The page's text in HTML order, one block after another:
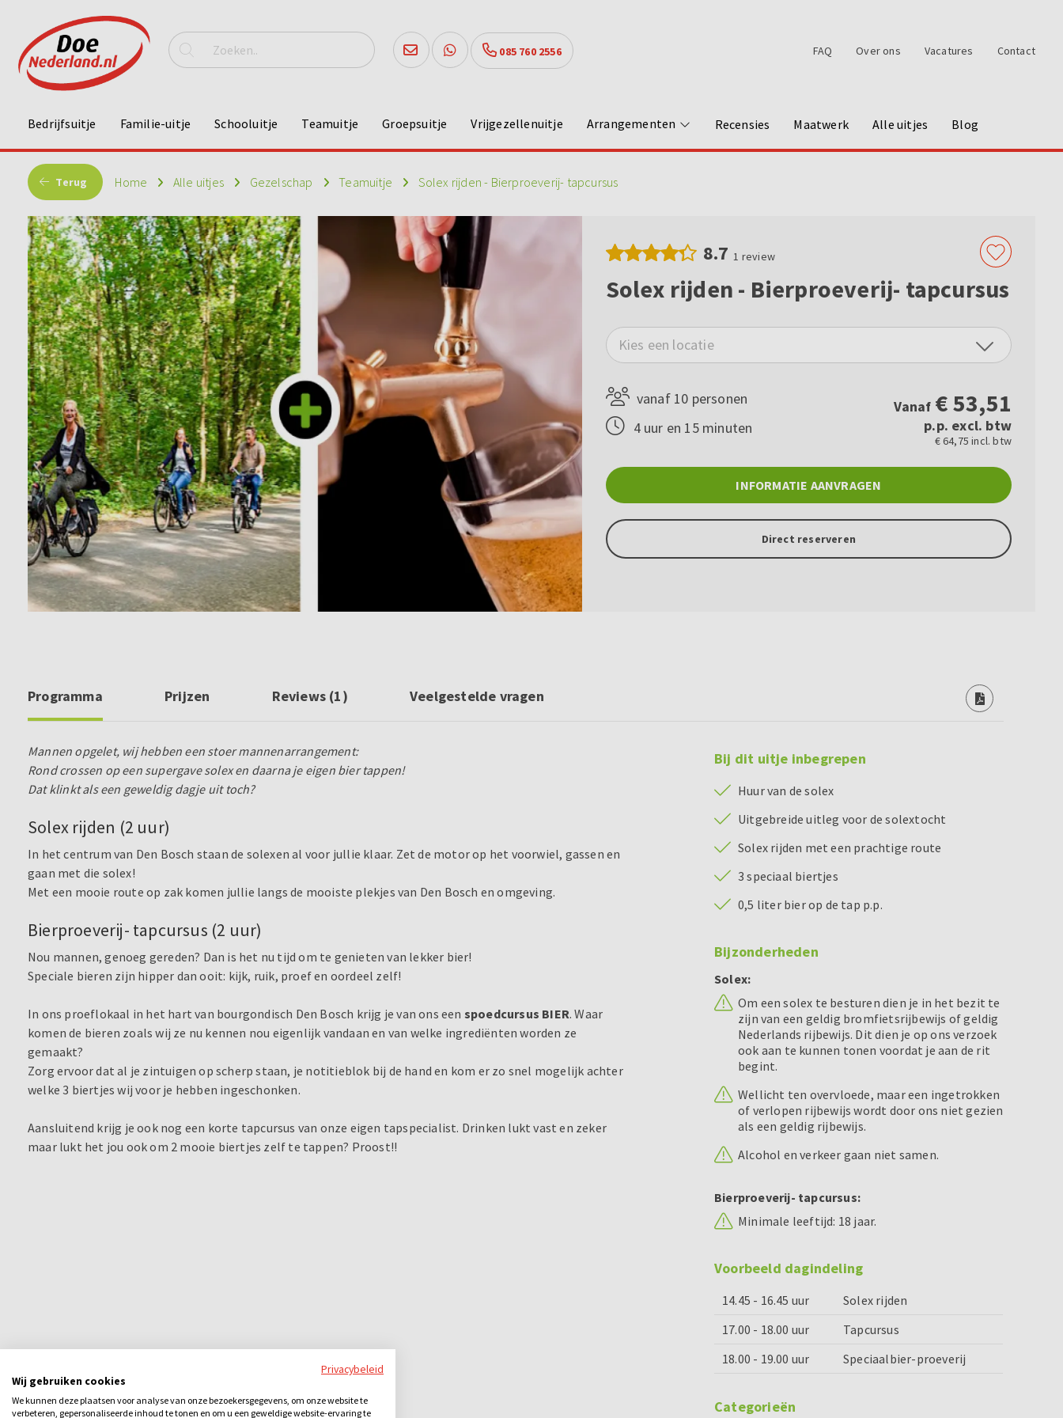
085 760 2556 FAQ Over ons Vacatures Contact
Bedrijfsuitje Familie-uitje Schooluitje Teamuitje Groepsuitje Vrijgezellenuitje Arrangementen Recensies Maatwerk Alle uitjes Blog
Terug Home Alle uitjes Gezelschap Teamuitje Solex rijden - Bierproeverij- tapcursus
8.7 1 review
Solex rijden - Bierproeverij- tapcursus
Kies een locatie
vanaf 10 personen
4 uur en 15 minuten
Vanaf €53,51
p.p. excl. btw
€ 64,75 incl. btw
INFORMATIE AANVRAGEN
Direct reserveren
Programma Prijzen Reviews (1) Veelgestelde vragen
Mannen opgelet, wij hebben een stoer mannenarrangement:
Rond crossen op een supergave solex en daarna je eigen bier tappen!
Dat klinkt als een geweldig dagje uit toch?
Solex rijden (2 uur)
In het centrum van Den Bosch staan de solexen al voor jullie klaar. Zet de motor op het voorwiel, gassen en
gaan met die solex!
Met een mooie route op zak komen jullie langs de mooiste plekjes van Den Bosch en omgeving.
Bierproeverij- tapcursus (2 uur)
Nou mannen, genoeg gereden? Dan is het nu tijd om te genieten van lekker bier!
Speciale bieren zijn hipper dan ooit: kijk, ruik, proef en oordeel zelf!
In ons proeflokaal in het hart van bourgondisch Den Bosch krijg je van ons een spoedcursus BIER. Waar
komen de bieren zoals wij ze nu kennen nou eigenlijk vandaan en van welke ingrediënten worden ze
gemaakt?
Zorg ervoor dat al je zintuigen op scherp staan, je notitieblok bij de hand en kom er zo snel mogelijk achter
welke 3 biertjes wij voor je hebben ingeschonken.
Aansluitend krijg je ook nog een korte tapcursus van onze eigen tapspecialist. Drinken lukt vast en zeker
maar lukt het jou ook om 2 mooie biertjes zelf te tappen? Proost!!
Bij dit uitje inbegrepen
Huur van de solex
Uitgebreide uitleg voor de solextocht
Solex rijden met een prachtige route
3 speciaal biertjes
0,5 liter bier op de tap p.p.
Bijzonderheden
Solex:
Om een solex te besturen dien je in het bezit te
zijn van een geldig bromfietsrijbewijs of geldig
Nederlands rijbewijs. Dit dien je op ons verzoek
ook aan te kunnen tonen voordat je aan de rit
begint.
Wellicht ten overvloede, maar een ingetrokken
of verlopen rijbewijs wordt door ons niet gezien
als een geldig rijbewijs.
Alcohol en verkeer gaan niet samen.
Bierproeverij- tapcursus:
Minimale leeftijd: 18 jaar.
Voorbeeld dagindeling
14.45 - 16.45 uur
Solex rijden
17.00 - 18.00 uur
Tapcursus
18.00 - 19.00 uur
Speciaalbier-proeverij
Categorieën
Privacybeleid
Wij gebruiken cookies
We kunnen deze plaatsen voor analyse van onze bezoekersgegevens, om onze website te
verbeteren, gepersonaliseerde inhoud te tonen en om u een geweldige website-ervaring te